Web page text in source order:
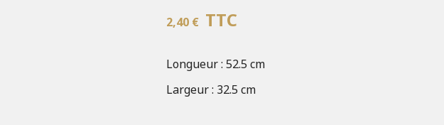
2,40 € TTC
Longueur : 52.5 cm
Largeur : 32.5 cm